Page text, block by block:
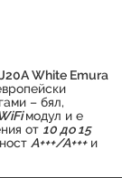
White Emura
– бял,
модул и е
от 10 до 15
А+++/А+++и